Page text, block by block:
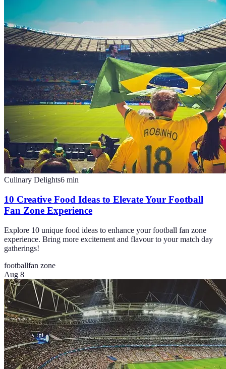
Culinary Delights6 min
10 Creative Food Ideas to Elevate Your Football
Fan Zone Experience
Explore 10 unique food ideas to enhance your football fan zone
experience. Bring more excitement and flavour to your match day
gatherings!
footballfan zone
Aug 8